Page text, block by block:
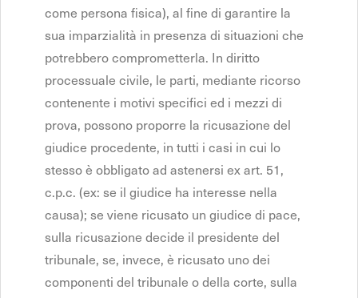
come persona fisica), al fine di garantire la
sua imparzialità in presenza di situazioni che
potrebbero comprometterla. In diritto
processuale civile, le parti, mediante ricorso
contenente i motivi specifici ed i mezzi di
prova, possono proporre la ricusazione del
giudice procedente, in tutti i casi in cui lo
stesso è obbligato ad astenersi ex art. 51,
c.p.c. (ex: se il giudice ha interesse nella
causa); se viene ricusato un giudice di pace,
sulla ricusazione decide il presidente del
tribunale, se, invece, è ricusato uno dei
componenti del tribunale o della corte, sulla